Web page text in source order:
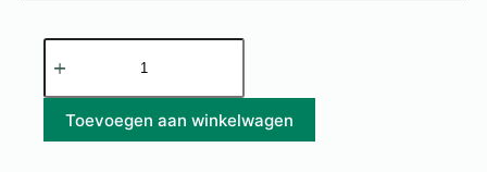
Toevoegen aan winkelwagen